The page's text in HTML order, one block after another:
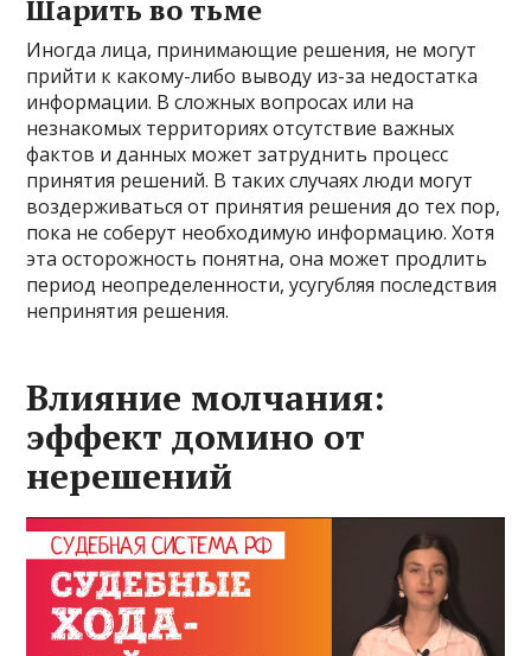
Шарить во тьме
Иногда лица, принимающие решения, не могут
прийти к какому-либо выводу из-за недостатка
информации. В сложных вопросах или на
незнакомых территориях отсутствие важных
фактов и данных может затруднить процесс
принятия решений. В таких случаях люди могут
воздерживаться от принятия решения до тех пор,
пока не соберут необходимую информацию. Хотя
эта осторожность понятна, она может продлить
период неопределенности, усугубляя последствия
непринятия решения.
Влияние молчания:
эффект домино от
нерешений